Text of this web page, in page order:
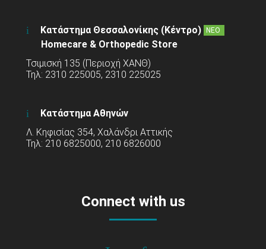
Κατάστημα Θεσσαλονίκης (Κέντρο) ΝΕΟ
Homecare & Orthopedic Store
Τσιμισκή 135 (Περιοχή ΧΑΝΘ)
Τηλ: 2310 225005, 2310 225025
Κατάστημα Αθηνών
Λ. Κηφισίας 354, Χαλάνδρι Αττικής
Τηλ: 210 6825000, 210 6826000
Connect with us